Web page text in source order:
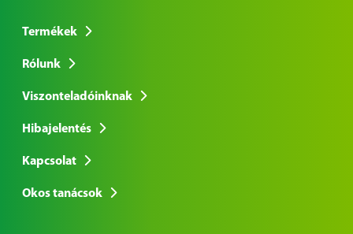
Termékek
Rólunk
Viszonteladóinknak
Hibajelentés
Kapcsolat
Okos tanácsok